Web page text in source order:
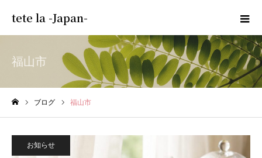
tete la -Japan-
福山市
ブログ 福山市
お知らせ